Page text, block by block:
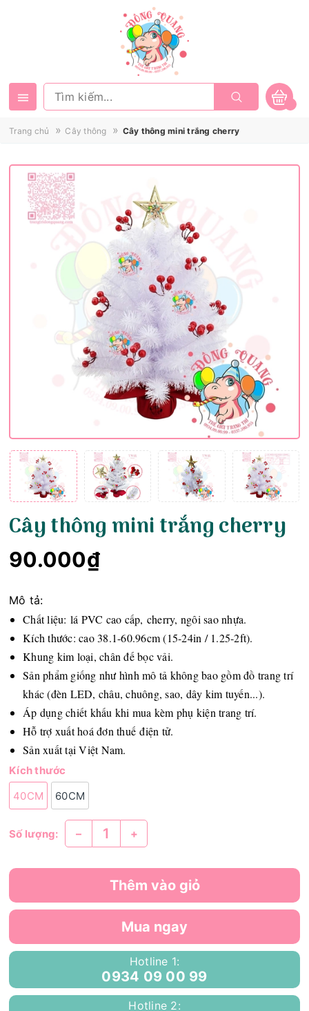
Trang chủ »Cây thông » Cây thông mini trắng cherry
Cây thông mini trắng cherry
90.000₫
Mô tả:
Chất liệu: lá PVC cao cấp, cherry, ngôi sao nhựa.
Kích thước: cao 38.1-60.96cm (15-24in / 1.25-2ft).
Khung kim loại, chân đế bọc vải.
Sản phẩm giống như hình mô tả không bao gồm đồ trang trí
khác (đèn LED, châu, chuông, sao, dây kim tuyến...).
Áp dụng chiết khấu khi mua kèm phụ kiện trang trí.
Hỗ trợ xuất hoá đơn thuế điện tử.
Sản xuất tại Việt Nam.
Kích thước
40CM
60CM
Số lượng: – +
Thêm vào giỏ
Mua ngay
Hotline 1:
0934 09 00 99
Hotline 2: